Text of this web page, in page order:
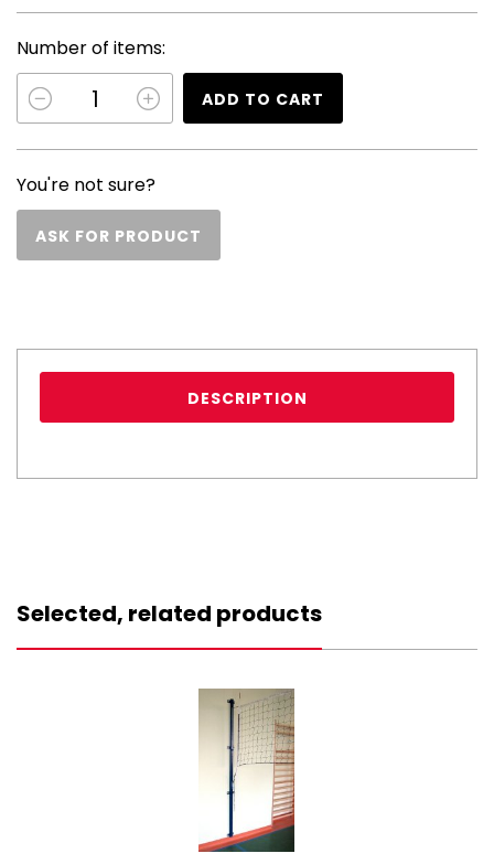
Number of items:
ADD TO CART
You're not sure?
ASK FOR PRODUCT
DESCRIPTION
Selected, related products